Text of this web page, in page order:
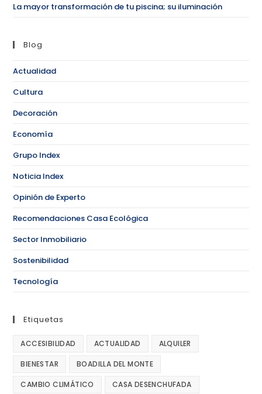
La mayor transformación de tu piscina; su iluminación
Blog
Actualidad
Cultura
Decoración
Economía
Grupo Index
Noticia Index
Opinión de Experto
Recomendaciones Casa Ecológica
Sector Inmobiliario
Sostenibilidad
Tecnología
Etiquetas
ACCESIBILIDAD ACTUALIDAD ALQUILER
BIENESTAR BOADILLA DEL MONTE
CAMBIO CLIMÁTICO CASA DESENCHUFADA